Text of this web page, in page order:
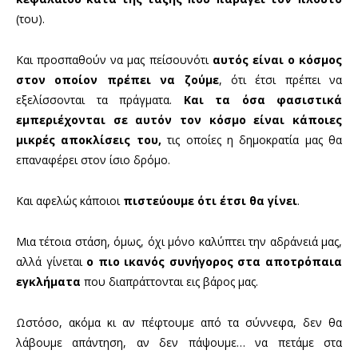
(του).
Και προσπαθούν να μας πείσουνότι αυτός είναι ο κόσμος
στον οποίον πρέπει να ζούμε, ότι έτσι πρέπει να
εξελίσσονται τα πράγματα. Και τα όσα φασιστικά
εμπεριέχονται σε αυτόν τον κόσμο είναι κάποιες
μικρές αποκλίσεις του,τις οποίες η δημοκρατία μας θα
επαναφέρει στον ίσιο δρόμο.
Και αφελώς κάποιοι πιστεύουμε ότι έτσι θα γίνει.
Μια τέτοια στάση, όμως, όχι μόνο καλύπτει την αδράνειά μας,
αλλά γίνεται ο πιο ικανός συνήγορος στα αποτρόπαια
εγκλήματα που διαπράττονται εις βάρος μας.
Ωστόσο, ακόμα κι αν πέφτουμε από τα σύννεφα, δεν θα
λάβουμε απάντηση, αν δεν πάψουμε… να πετάμε στα